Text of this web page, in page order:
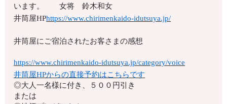
います。 女将 鈴木和女
井筒屋HPhttps://www.chirimenkaido-idutsuya.jp/
井筒屋にご宿泊されたお客さまの感想
https://www.chirimenkaido-idutsuya.jp/category/voice
井筒屋HPからの直接予約はこちらです
◎大人一名様に付き、５００円引き
または